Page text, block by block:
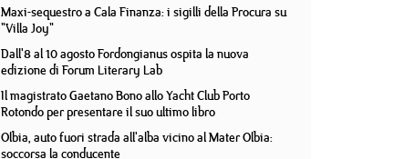
Maxi-sequestro a Cala Finanza: i sigilli della Procura su
"Villa Joy"
Dall'8 al 10 agosto Fordongianus ospita la nuova
edizione di Forum Literary Lab
Il magistrato Gaetano Bono allo Yacht Club Porto
Rotondo per presentare il suo ultimo libro
Olbia, auto fuori strada all'alba vicino al Mater Olbia:
soccorsa la conducente